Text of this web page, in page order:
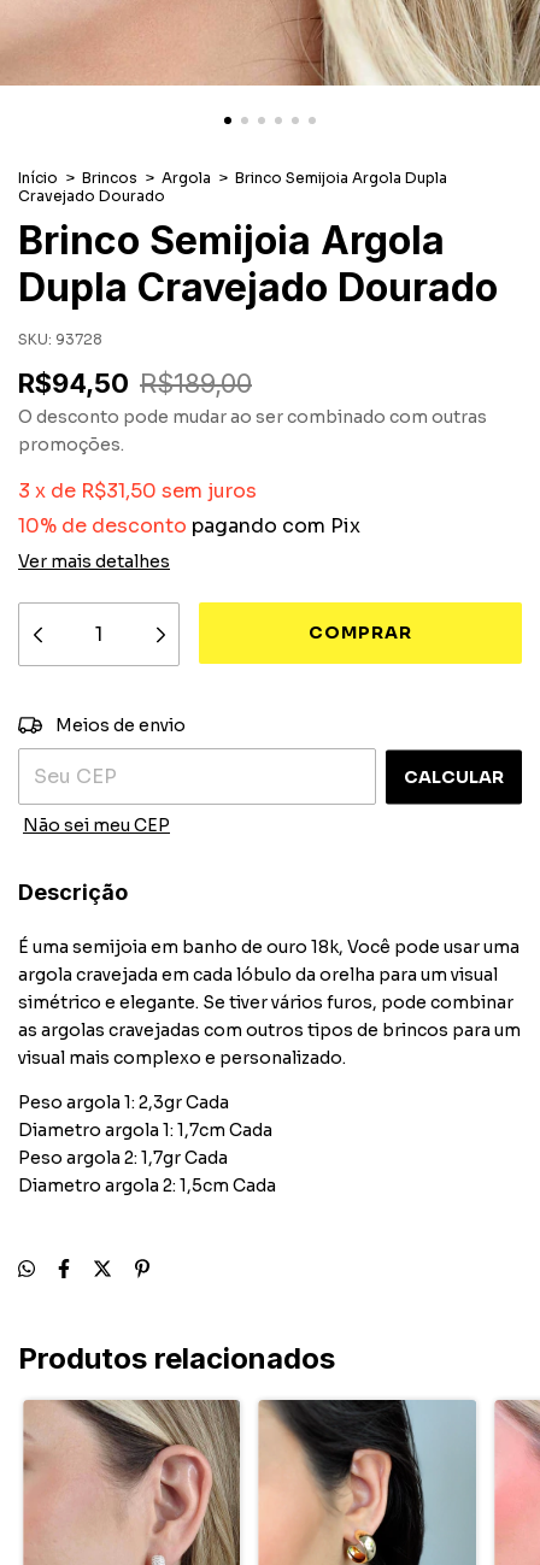
Início > Brincos > Argola > Brinco Semijoia Argola Dupla
Cravejado Dourado
Brinco Semijoia Argola
Dupla Cravejado Dourado
SKU: 93728
R$94,50 R$189,00
O desconto pode mudar ao ser combinado com outras
promoções.
3 x de R$31,50 sem juros
10% de desconto pagando com Pix
Ver mais detalhes
Entregas para o CEP:
Meios de envio
CALCULAR
Não sei meu CEP
Descrição
É uma semijoia em banho de ouro 18k, Você pode usar uma
argola cravejada em cada lóbulo da orelha para um visual
simétrico e elegante. Se tiver vários furos, pode combinar
as argolas cravejadas com outros tipos de brincos para um
visual mais complexo e personalizado.
Peso argola 1: 2,3gr Cada
Diametro argola 1: 1,7cm Cada
Peso argola 2: 1,7gr Cada
Diametro argola 2: 1,5cm Cada
Produtos relacionados